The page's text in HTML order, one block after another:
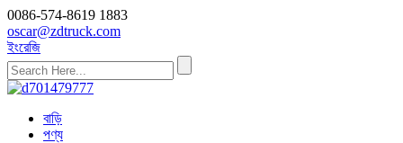
0086-574-8619 1883
oscar@zdtruck.com
ইংরেজি
বাড়ি
পণ্য